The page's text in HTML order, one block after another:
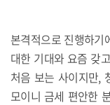
본격적으로 진행하기
대한 기대와 요즘 갖
처음 보는 사이지만,
모이니 금세 편안한